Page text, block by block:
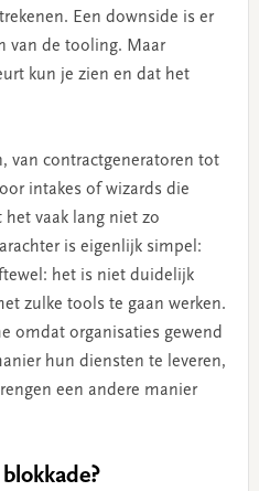
Een downside is er
van de tooling. Maar
kun je zien en dat het
van contractgeneratoren tot
intakes of wizards die
het vaak lang niet zo
is eigenlijk simpel:
het is niet duidelijk
zulke tools te gaan werken.
omdat organisaties gewend
hun diensten te leveren,
een andere manier
?